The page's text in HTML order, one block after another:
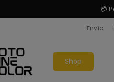
💳
Envío
Shop